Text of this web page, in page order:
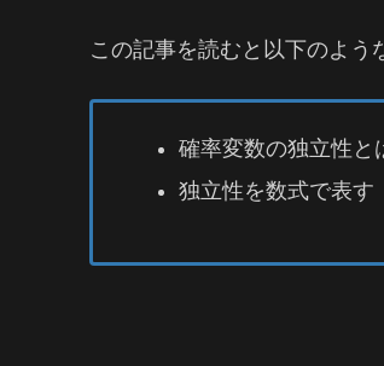
この記事を読むと以下のよう
確率変数の独立性と
独立性を数式で表す